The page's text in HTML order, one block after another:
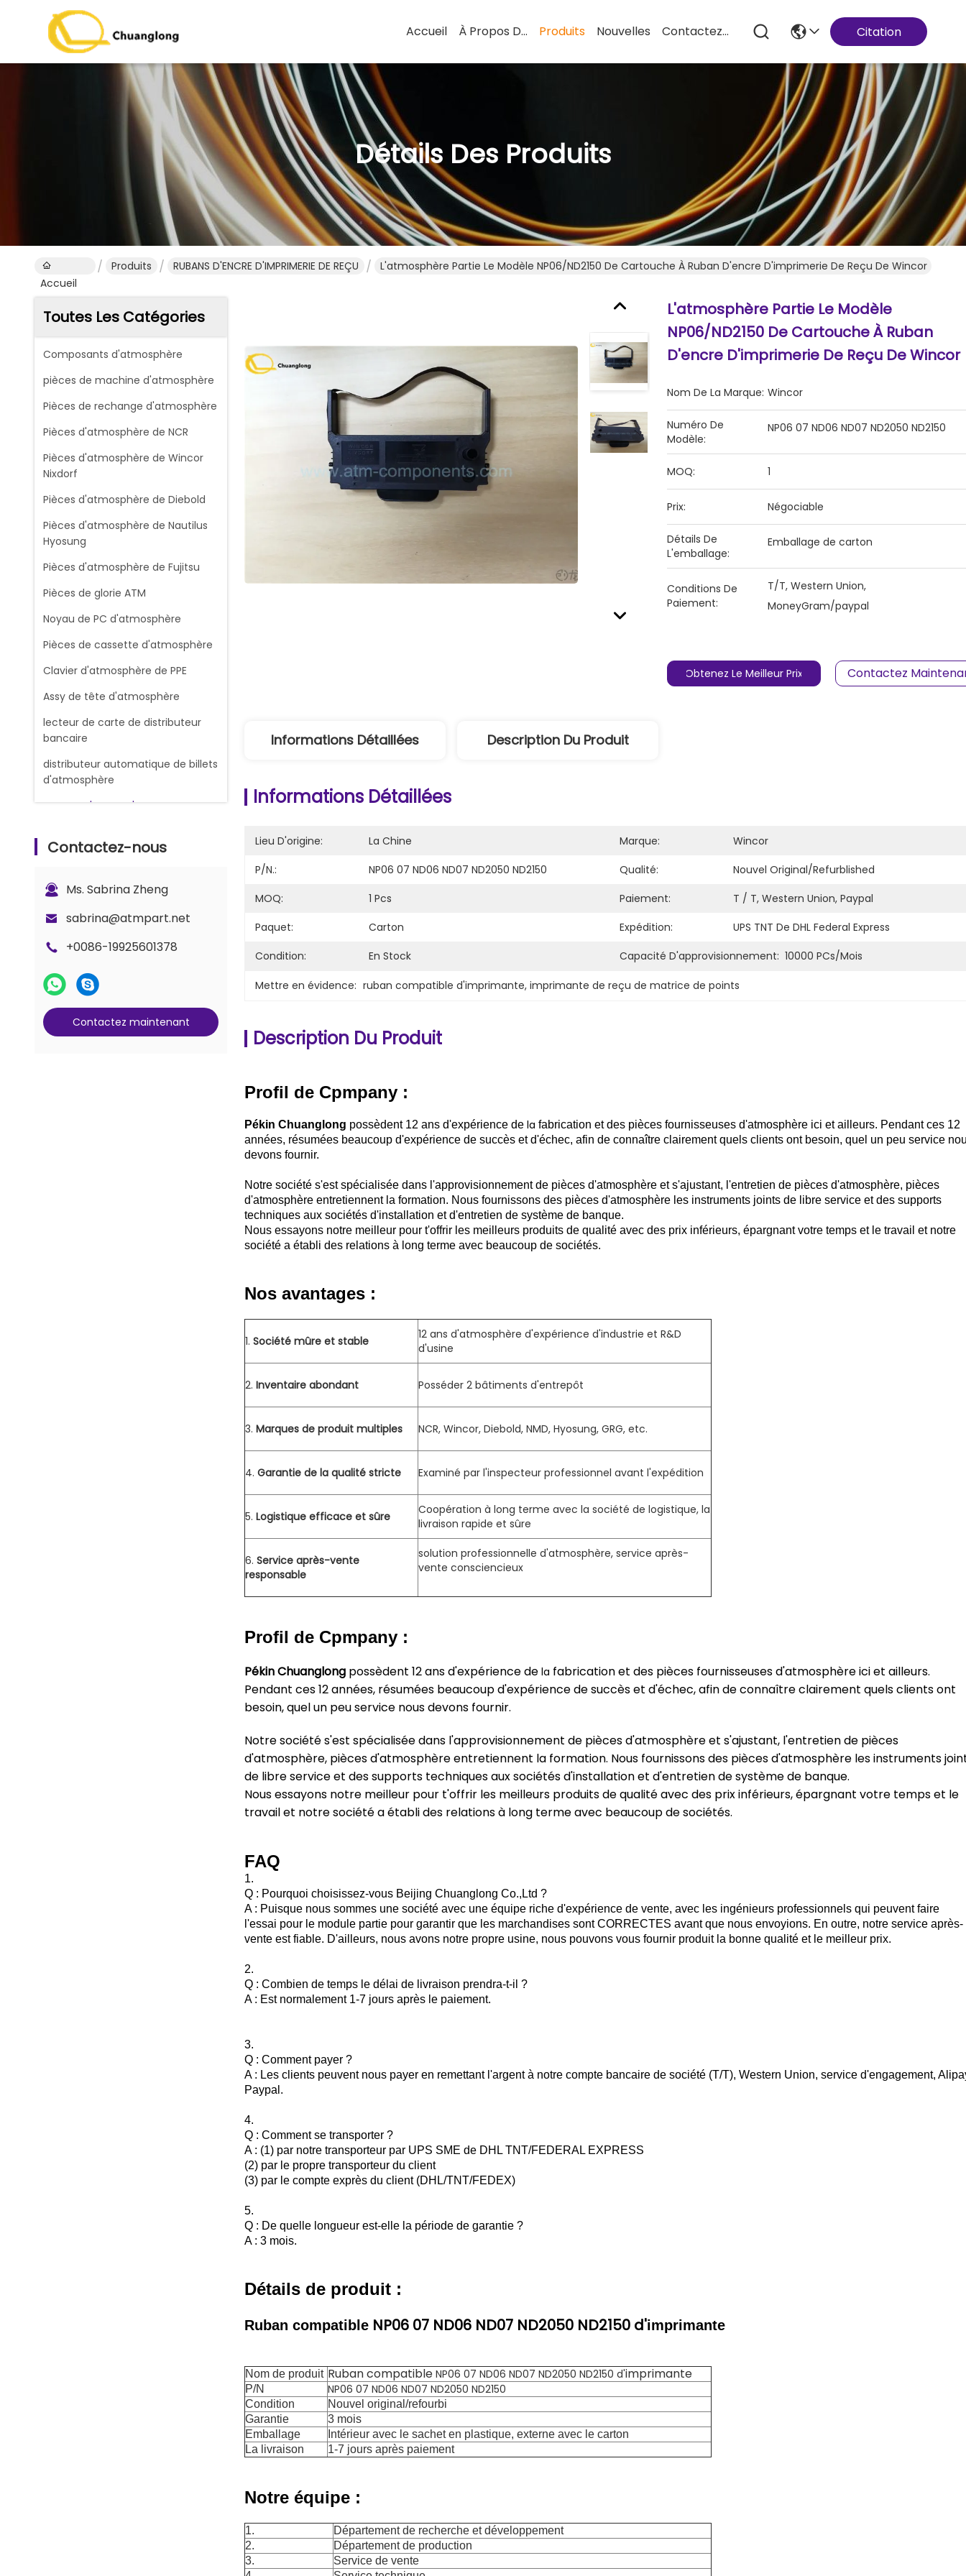
Accueil À Propos De Nous Produits Nouvelles Contactez-Nous Citation
Détails Des Produits
Accueil
Produits RUBANS D'ENCRE D'IMPRIMERIE DE REÇU L'atmosphère Partie Le Modèle NP06/ND2150 De Cartouche À Ruban D'encre D'imprimerie De Reçu De Wincor
Toutes Les Catégories
Composants d'atmosphère
pièces de machine d'atmosphère
Pièces de rechange d'atmosphère
Pièces d'atmosphère de NCR
Pièces d'atmosphère de Wincor
Nixdorf
Pièces d'atmosphère de Diebold
Pièces d'atmosphère de Nautilus
Hyosung
Pièces d'atmosphère de Fujitsu
Pièces de glorie ATM
Noyau de PC d'atmosphère
Pièces de cassette d'atmosphère
Clavier d'atmosphère de PPE
Assy de tête d'atmosphère
lecteur de carte de distributeur
bancaire
distributeur automatique de billets
d'atmosphère
RUBANS D'ENCRE D'IMPRIMERIE DE
Machine de change
banque
Pièces de rechange Glory Counter
ATM Cash Cassette
Pièces de compteur G+D BPS C5
Contactez-nous
Ms. Sabrina Zheng
sabrina@atmpart.net
+0086-19925601378
Contactez maintenant
L'atmosphère Partie Le Modèle
NP06/ND2150 De Cartouche À Ruban
D'encre D'imprimerie De Reçu De Wincor
Nom De La Marque: Wincor
Numéro De
Modèle:
NP06 07 ND06 ND07 ND2050 ND2150
MOQ: 1
Prix: Négociable
Détails De
L'emballage:
Emballage de carton
Conditions De
Paiement:
T/T, Western Union,
MoneyGram/paypal
Obtenez Le Meilleur Prix Contactez
Informations Détaillées Description Du Produit
Informations Détaillées
Lieu D'origine: La Chine Marque:
Wincor
P/N.:
NP06 07 ND06 ND07 ND2050 ND2150 Qualité:
Nouvel Original/refurblished
MOQ:
1 Pcs Paiement:
T / T, Western Union, Paypal
Paquet:
Carton Expédition:
UPS TNT De DHL Federal Express
Condition:
En Stock Capacité D'approvisionnement: 10000 PCs/mois
Mettre en évidence: ruban compatible d'imprimante, imprimante de reçu de matrice de points
Description Du Produit
Profil de Cpmpany :
Pékin Chuanglong possèdent 12 ans d'expérience de la fabrication et des pièces fournisseuses d'atmosphère ici et ailleurs. Pendant ces 12
années, résumées beaucoup d'expérience de succès et d'échec, afin de connaître clairement quels clients ont besoin, quel un peu service
devons fournir.
Notre société s'est spécialisée dans l'approvisionnement de pièces d'atmosphère et s'ajustant, l'entretien de pièces d'atmosphère, pièces
d'atmosphère entretiennent la formation. Nous fournissons des pièces d'atmosphère les instruments joints de libre service et des supports
techniques aux sociétés d'installation et d'entretien de système de banque.
Nous essayons notre meilleur pour t'offrir les meilleurs produits de qualité avec des prix inférieurs, épargnant votre temps et le travail et notre
société a établi des relations à long terme avec beaucoup de sociétés.
Nos avantages :
1. Société mûre et stable
12 ans d'atmosphère d'expérience d'industrie et R&D
d'usine
2. Inventaire abondant Posséder 2 bâtiments d'entrepôt
3. Marques de produit multiples NCR, Wincor, Diebold, NMD, Hyosung, GRG, etc.
4. Garantie de la qualité stricte Examiné par l'inspecteur professionnel avant l'expédition
5. Logistique efficace et sûre
Coopération à long terme avec la société de logistique, la
livraison rapide et sûre
6. Service après-vente
responsable
solution professionnelle d'atmosphère, service après-
vente consciencieux
Profil de Cpmpany :
Pékin Chuanglong possèdent 12 ans d'expérience de la fabrication et des pièces fournisseuses d'atmosphère ici et ailleurs.
Pendant ces 12 années, résumées beaucoup d'expérience de succès et d'échec, afin de connaître clairement quels clients ont
besoin, quel un peu service nous devons fournir.
Notre société s'est spécialisée dans l'approvisionnement de pièces d'atmosphère et s'ajustant, l'entretien de pièces
d'atmosphère, pièces d'atmosphère entretiennent la formation. Nous fournissons des pièces d'atmosphère les instruments
de libre service et des supports techniques aux sociétés d'installation et d'entretien de système de banque.
Nous essayons notre meilleur pour t'offrir les meilleurs produits de qualité avec des prix inférieurs, épargnant votre temps et le
travail et notre société a établi des relations à long terme avec beaucoup de sociétés.
FAQ
1.
Q : Pourquoi choisissez-vous Beijing Chuanglong Co.,Ltd ?
A : Puisque nous sommes une société avec une équipe riche d'expérience de vente, avec les ingénieurs professionnels qui peuvent faire
l'essai pour le module partie pour garantir que les marchandises sont CORRECTES avant que nous envoyions. En outre, notre service après-
vente est fiable. D'ailleurs, nous avons notre propre usine, nous pouvons vous fournir produit la bonne qualité et le meilleur prix.
2.
Q : Combien de temps le délai de livraison prendra-t-il ?
A : Est normalement 1-7 jours après le paiement.
3.
Q : Comment payer ?
A : Les clients peuvent nous payer en remettant l'argent à notre compte bancaire de société (T/T), Western Union, service d'engagement,
Paypal.
4.
Q : Comment se transporter ?
A : (1) par notre transporteur par UPS SME de DHL TNT/FEDERAL EXPRESS
(2) par le propre transporteur du client
(3) par le compte exprès du client (DHL/TNT/FEDEX)
5.
Q : De quelle longueur est-elle la période de garantie ?
A : 3 mois.
Détails de produit :
Ruban compatible NP06 07 ND06 ND07 ND2050 ND2150 d'imprimante
Nom de produit Ruban compatible NP06 07 ND06 ND07 ND2050 ND2150 d'imprimante
P/N NP06 07 ND06 ND07 ND2050 ND2150
Condition
Nouvel original/refourbi
Garantie
3 mois
Emballage
Intérieur avec le sachet en plastique, externe avec le carton
La livraison
1-7 jours après paiement
Notre équipe :
1.
Département de recherche et développement
2.
Département de production
3.
Service de vente